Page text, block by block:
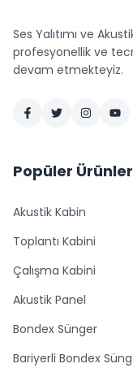
Ses Yalıtımı ve
profesyonellik ve
devam etmekteyiz.
Popüler Ürünler
Akustik Kabin
Toplantı Kabini
Çalışma Kabini
Akustik Panel
Bondex Sünger
Bariyerli Bondex